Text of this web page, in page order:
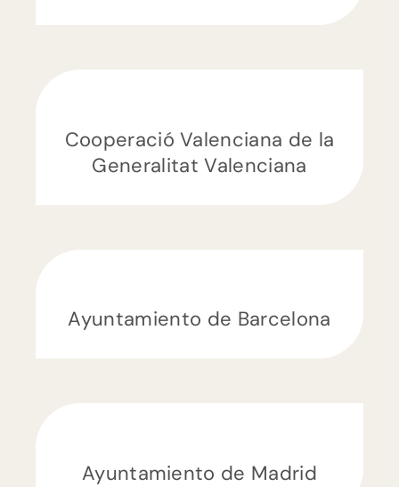
Cooperació Valenciana de la
Generalitat Valenciana
Ayuntamiento de Barcelona
Ayuntamiento de Madrid